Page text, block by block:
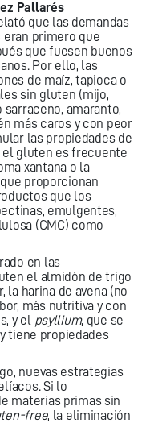
Pallarés
que las demandas
eran primero que
que fuesen buenos
Por ello, las
de maíz, tapioca o
sin gluten (mijo,
amaranto,
más caros y con peor
las propiedades de
el gluten es frecuente
xantana o la
proporcionan
que los
emulgentes,
(CMC) como
en las
el almidón de trigo
la harina de avena (no
más nutritiva y con
y el psyllium, que se
tiene propiedades
nuevas estrategias
Si lo
materias primas sin
free, la eliminación